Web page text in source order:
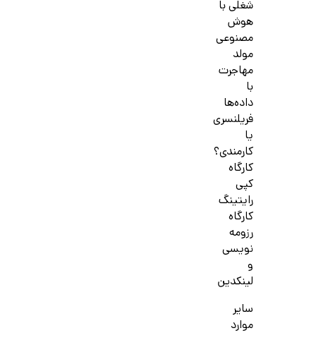
شغلی با
هوش
مصنوعی
مولد
مهاجرت
با
داده‌ها
فریلنسری
یا
کارمندی؟
کارگاه
کپی
رایتینگ
کارگاه
رزومه
نویسی
و
لینکدین
سایر
موارد